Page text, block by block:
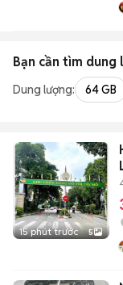
Bạn cần tìm dung
Dung lượng: 64 GB
15 phút trước 5